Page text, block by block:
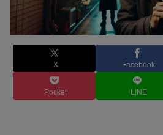
X Facebook
Pocket LINE